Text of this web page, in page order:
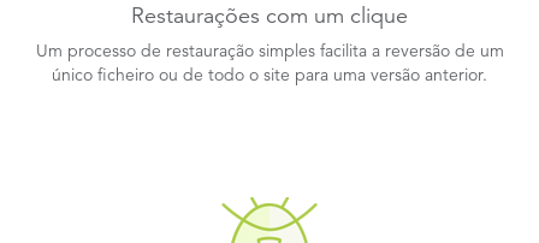
Restaurações com um clique
Um processo de restauração simples facilita a reversão de um
único ficheiro ou de todo o site para uma versão anterior.